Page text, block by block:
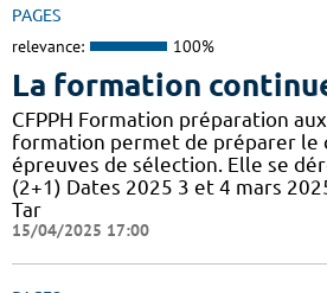
PAGES
relevance: 100%
La formation
CFPPH Formation préparation
formation permet de préparer le
épreuves de sélection. Elle se
(2+1) Dates 2025 3 et 4 mars
Tar
15/04/2025 17:00